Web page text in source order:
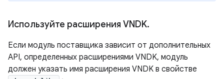
Используйте расширения VNDK.
Если модуль поставщика зависит от дополнительных
API, определенных расширениями VNDK, модуль
должен указать имя расширения VNDK в свойстве